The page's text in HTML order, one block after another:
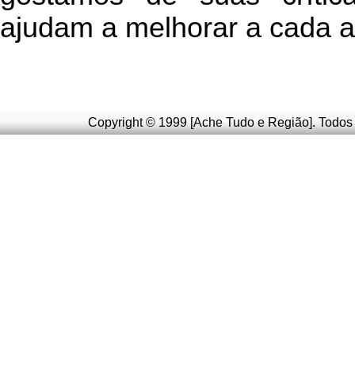
ajudam a melhorar a cada
Copyright © 1999 [Ache Tudo e Região].